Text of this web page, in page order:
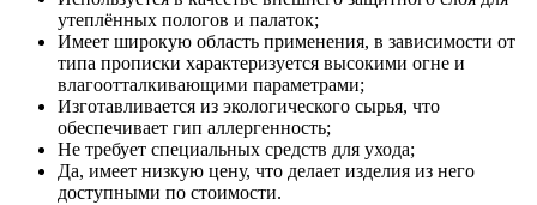
утеплённых пологов и палаток;
Имеет широкую область применения, в зависимости от
типа прописки характеризуется высокими огне и
влагоотталкивающими параметрами;
Изготавливается из экологического сырья, что
обеспечивает гип аллергенность;
Не требует специальных средств для ухода;
Да, имеет низкую цену, что делает изделия из него
доступными по стоимости.